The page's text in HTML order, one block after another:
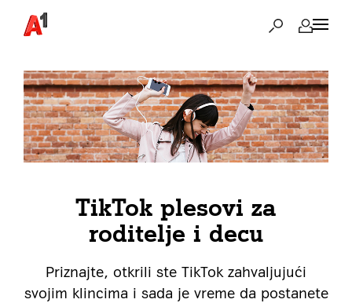
TikTok plesovi za
roditelje i decu
Priznajte, otkrili ste TikTok zahvaljujući
svojim klincima i sada je vreme da postanete